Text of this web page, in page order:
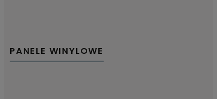
PANELE WINYLOWE